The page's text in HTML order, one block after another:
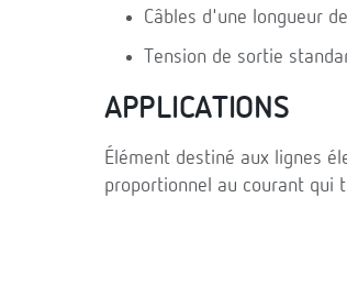
Câbles d'une longueur
Tension de sortie
APPLICATIONS
Élément destiné aux lignes
proportionnel au courant qui